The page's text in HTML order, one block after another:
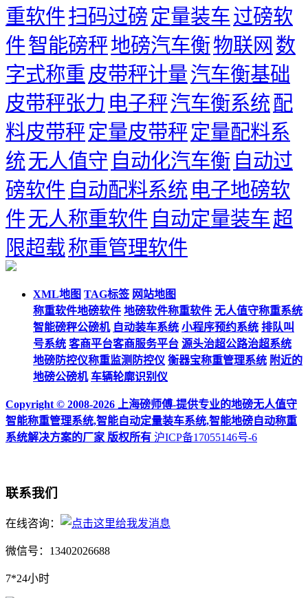
重软件扫码过磅 定量装车过磅软
件智能磅秤地磅汽车衡物联网 数
字式称重 皮带秤计量汽车衡基础
皮带秤张力 电子秤汽车衡系统 配
料皮带秤定量皮带秤定量配料系
统无人值守 自动化汽车衡 自动过
磅软件 自动配料系统 电子地磅软
件无人称重软件 自动定量装车超
限超载称重管理软件
XML地图 TAG标签 网站地图
称重软件地磅软件 地磅软件称重软件 无人值守称重系统
智能磅秤公磅机 自动装车系统 小程序预约系统 排队叫
号系统 客商平台客商服务平台 源头治超公路治超系统
地磅防控仪称重监测防控仪 衡器宝称重管理系统 附近的
地磅公磅机 车辆轮廓识别仪
Copyright © 2008-2026 上海磅师傅-提供专业的地磅无人值守
智能称重管理系统,智能自动定量装车系统,智能地磅自动称重
系统解决方案的厂家 版权所有 沪ICP备17055146号-6
联系我们
在线咨询：
微信号：13402026688
7*24小时